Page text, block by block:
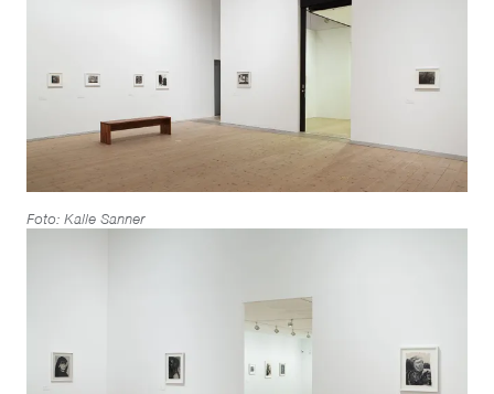
Foto: Kalle Sanner